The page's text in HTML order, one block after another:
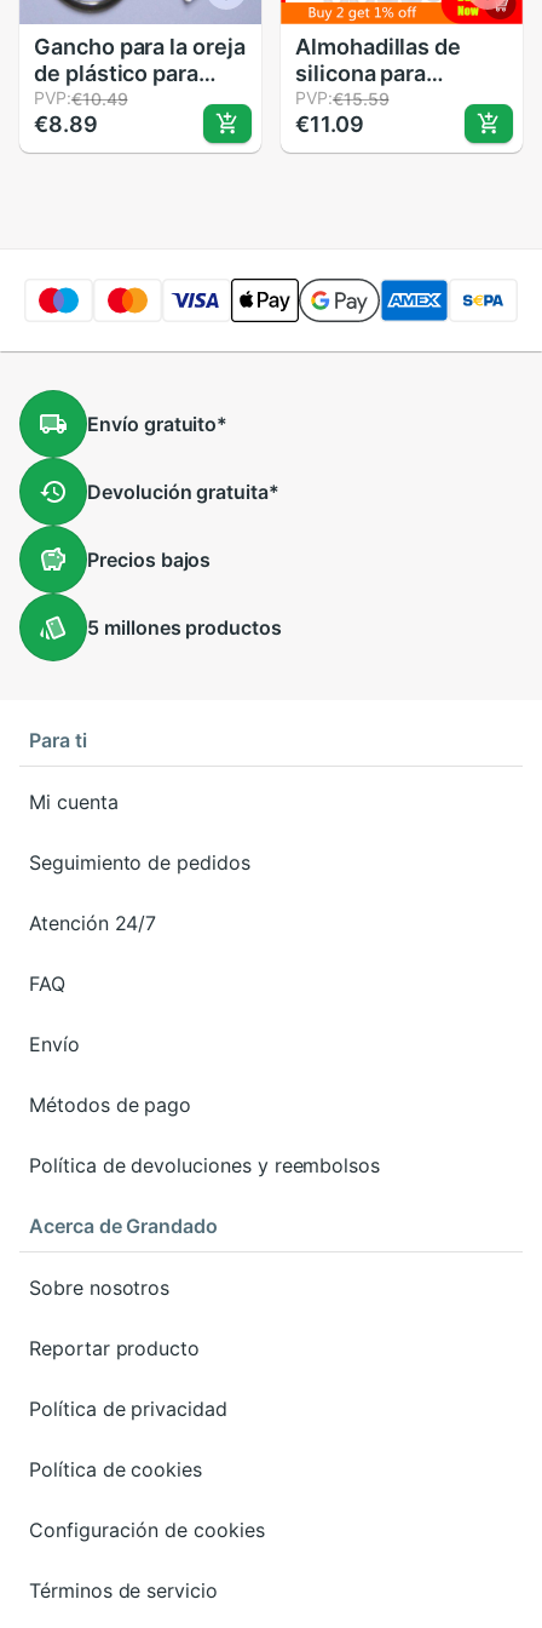
Gancho para la oreja
de plástico para
auriculares,
accesorio duradero
de 6mm, color
PVP:€10.49
€8.89
Almohadillas de
silicona para
auriculares,
almohadillas para
los oídos,
PVP:€15.59
€11.09
Envío gratuito*
Devolucióngratuita*
Precios bajos
5 millones productos
Para ti
Mi cuenta
Seguimiento de pedidos
Atención 24/7
FAQ
Envío
Métodos de pago
Política de devoluciones y reembolsos
Acerca de Grandado
Sobre nosotros
Reportar producto
Política de privacidad
Política de cookies
Configuración de cookies
Términos de servicio